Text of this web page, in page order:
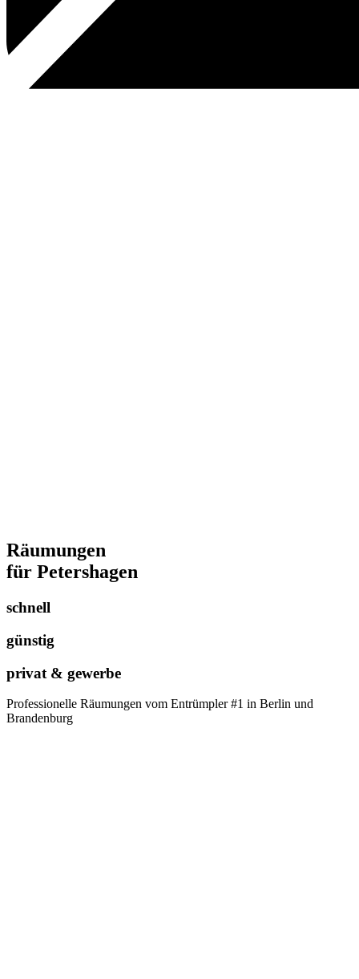
Räumungen
für Petershagen
schnell
günstig
privat & gewerbe
Professionelle Räumungen vom Entrümpler #1 in Berlin und
Brandenburg